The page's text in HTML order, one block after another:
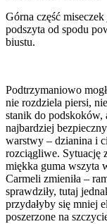
Górna część
podszyta od spodu
biustu.
Podtrzymaniowo
nie rozdziela piersi,
stanik do podskoków,
najbardziej
warstwy – dzianina i
rozciągliwe. Sytuację
miękka guma wszyta
Carmeli zmieniła –
sprawdziły, tutaj
przydałyby się mniej
poszerzone na